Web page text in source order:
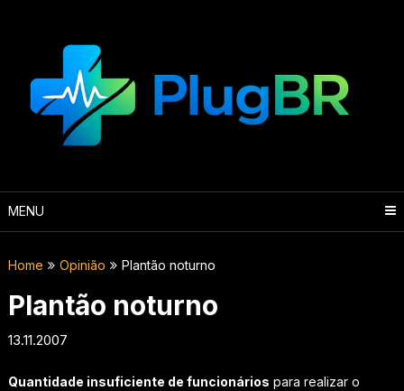
MENU
Home Opinião Plantão noturno
Plantão noturno
13.11.2007
Quantidade insuficiente de funcionários para realizar o